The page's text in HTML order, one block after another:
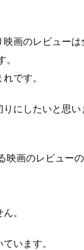
画のレビューは
です。
にしたいと思い
画のレビュー
。
います。